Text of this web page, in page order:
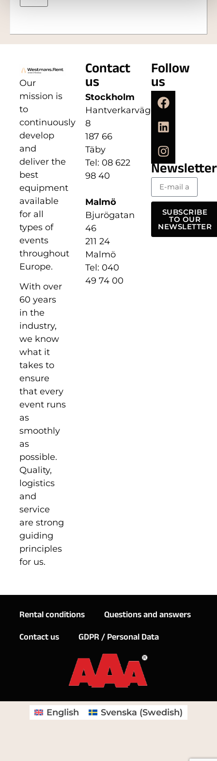
Our
mission is
to
continuously
develop
and
deliver the
best
equipment
available
for all
types of
events
throughout
Europe.
With over
60 years
in the
industry,
we know
what it
takes to
ensure
that every
event runs
as
smoothly
as
possible.
Quality,
logistics
and
service
are strong
guiding
principles
for us.
Contact
us
Stockholm
Hantverkarvägen
8
187 66
Täby
Tel: 08 622
98 40
Malmö
Bjurögatan
46
211 24
Malmö
Tel: 040
49 74 00
Follow
us
SUBSCRIBE
TO OUR
NEWSLETTER
Rental conditions
Questions and answers
Contact us
GDPR / Personal Data
English Svenska (Swedish)